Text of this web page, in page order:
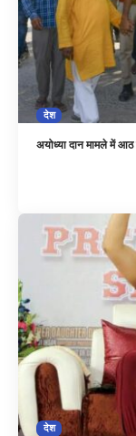
देश
अयोध्या दान मामले में आठ
देश